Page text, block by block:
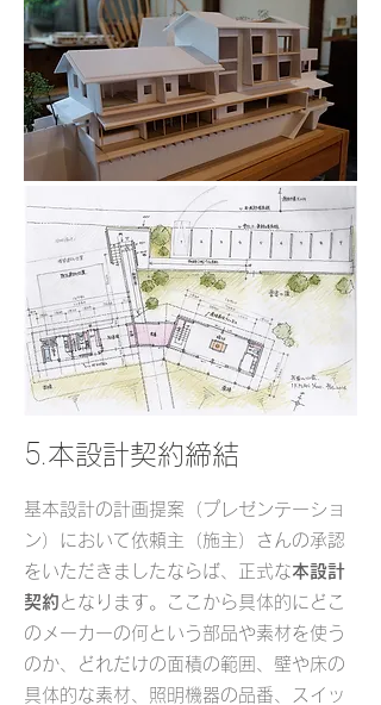
5.本設計契約締結
​基本設計の計画提案（プレゼンテーショ
ン）において依頼主（施主）さんの承認
をいただきましたならば、正式な本設計
契約 となります。ここから具体的にどこ
のメーカーの何という部品や素材を使う
のか、どれだけの面積の範囲、壁や床の
具体的な素材、照明機器の品番、スイッ